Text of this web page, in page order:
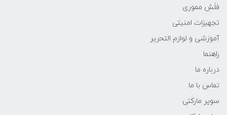
فلَش مموری
تجهیزات امنیتی
آموزشی و لوازم التحریر
راهنما
درباره ما
تماس با ما
سوپر مارکتی